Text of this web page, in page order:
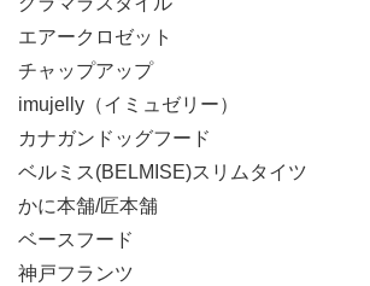
エアークロゼット
チャップアップ
imujelly（イミュゼリー）
カナガンドッグフード
ベルミス(BELMISE)スリムタイツ
かに本舗/匠本舗
ベースフード
神戸フランツ